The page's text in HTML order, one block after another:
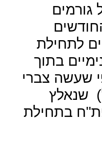
גורמים
לתחילת
בתוך
שעשה צברי
שנאלץ
בתחילת